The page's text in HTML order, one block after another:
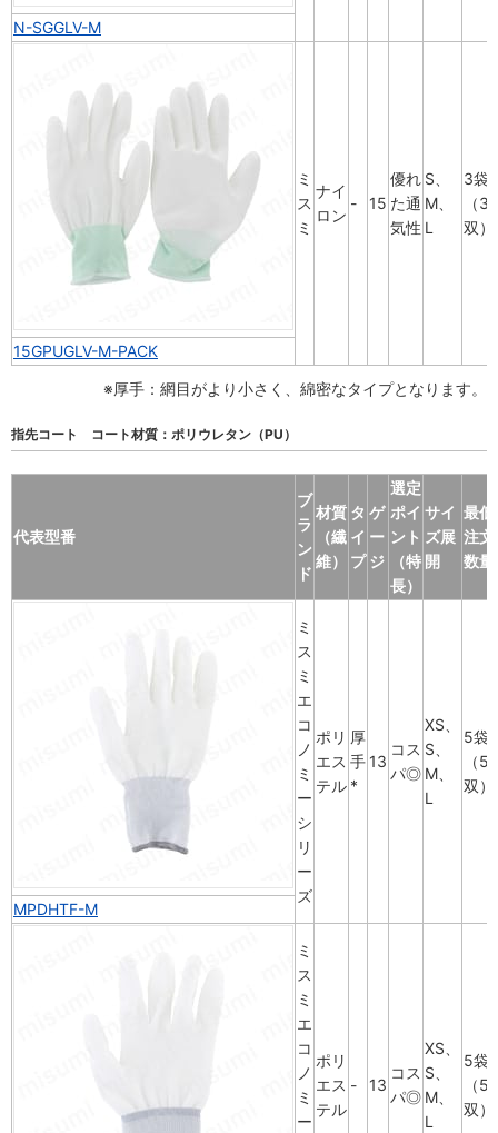
N-SGGLV-M
ミ
ス
ミ
ナイ
ロン
- 15
優れ
た通
気性
S、
M、
L
3袋
（30
双）
15GPUGLV-M-PACK
※厚手：網目がより小さく、綿密なタイプとなります。
指先コート コート材質：ポリウレタン（PU）
代表型番
ブ
ラ
ン
ド
材質
（繊
維）
タ
イ
プ
ゲ
ー
ジ
選定
ポイ
ント
（特
長）
サイ
ズ展
開
最低
注文
数量
ミ
ス
ミ
エ
コ
ノ
ミ
ー
シ
リ
ー
ズ
ポリ
エス
テル
厚
手
*
13
コス
パ◎
XS、
S、
M、
L
5袋
（50
双）
MPDHTF-M
ミ
ス
ミ
エ
コ
ノ
ミ
ー
ポリ
エス
テル
- 13
コス
パ◎
XS、
S、
M、
L
5袋
（50
双）